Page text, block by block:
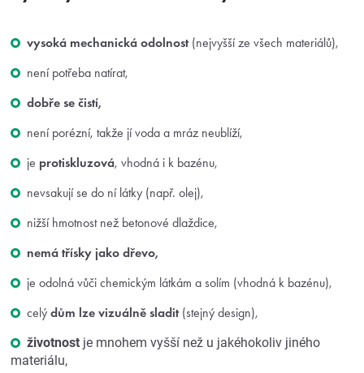
vysoká mechanická odolnost(nejvyšší ze všech materiálů),
není potřeba natírat,
dobře se čistí,
není porézní, takže jí voda a mráz neublíží,
je protiskluzová, vhodná i k bazénu,
nevsakují se do ní látky (např. olej),
nižší hmotnost než betonové dlaždice,
nemá třísky jako dřevo,
je odolná vůči chemickým látkám a solím (vhodná k bazénu),
celý dům lze vizuálně sladit(stejný design),
životnost je mnohem vyšší než u jakéhokoliv jiného
materiálu,